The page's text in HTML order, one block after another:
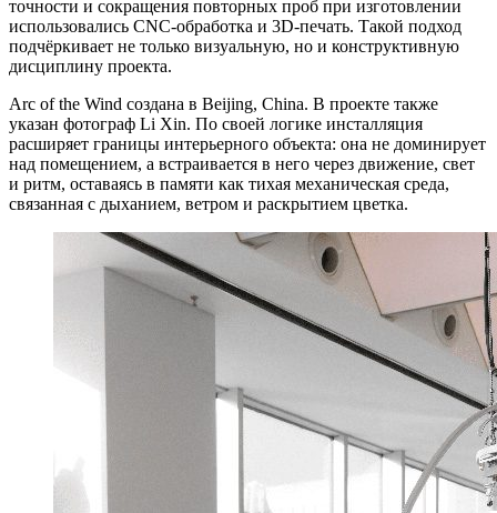
точности и сокращения повторных проб при изготовлении
использовались CNC-обработка и 3D-печать. Такой подход
подчёркивает не только визуальную, но и конструктивную
дисциплину проекта.
Arc of the Wind создана в Beijing, China. В проекте также
указан фотограф Li Xin. По своей логике инсталляция
расширяет границы интерьерного объекта: она не доминирует
над помещением, а встраивается в него через движение, свет
и ритм, оставаясь в памяти как тихая механическая среда,
связанная с дыханием, ветром и раскрытием цветка.